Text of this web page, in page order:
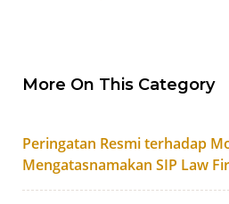
More On This Category
Peringatan Resmi terhadap
Mengatasnamakan SIP Law